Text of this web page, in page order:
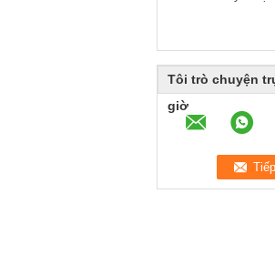
Tôi trò chuyện
giờ